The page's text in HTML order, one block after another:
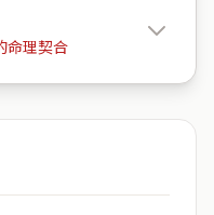
命理契合
淡大財庫